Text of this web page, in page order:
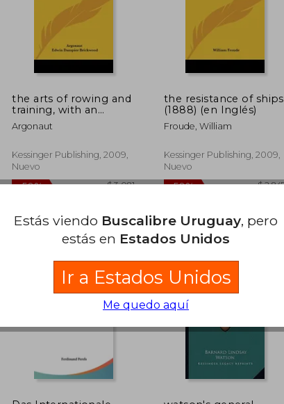
50%
dcto.
50%
dcto.
the arts of rowing and
training, with an
appendix: containing
the laws of boat
Inglés)
Argonaut
Kessinger Publishing, 2009,
Nuevo
dcto.
the resistance of ships
(1888) (en Inglés)
Froude, William
Kessinger Publishing, 2009,
Nuevo
50%
dcto.
Estás viendo Buscalibre Uruguay, pero
estás en Estados Unidos
Ir a Estados Unidos
Me quedo aquí